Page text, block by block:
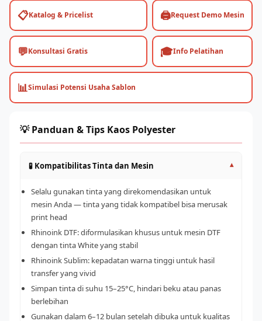
📋Katalog & Pricelist 🖨️Request Demo Mesin
💬Konsultasi Gratis 🎓Info Pelatihan
📊Simulasi Potensi Usaha Sablon
💡 Panduan & Tips Kaos Polyester
🧪 Kompatibilitas Tinta dan Mesin ▾
Selalu gunakan tinta yang direkomendasikan untuk
mesin Anda — tinta yang tidak kompatibel bisa merusak
print head
Rhinoink DTF: diformulasikan khusus untuk mesin DTF
dengan tinta White yang stabil
Rhinoink Sublim: kepadatan warna tinggi untuk hasil
transfer yang vivid
Simpan tinta di suhu 15–25°C, hindari beku atau panas
berlebihan
Gunakan dalam 6–12 bulan setelah dibuka untuk kualitas